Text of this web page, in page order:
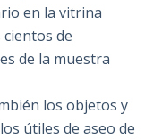
en la vitrina
de
de la muestra
los objetos y
útiles de aseo de